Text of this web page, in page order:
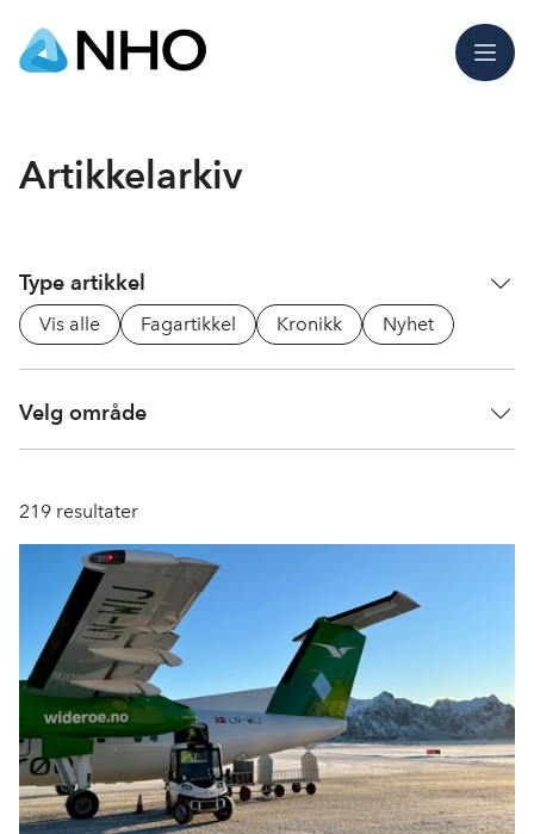
Meny
Artikkelarkiv
Type artikkel
Vis alle Fagartikkel Kronikk Nyhet
Velg område
219 resultater